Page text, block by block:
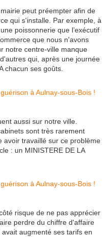
peut préempter afin de
qui s'installe. Par exemple, à
poissonnerie que l’exécutif
que nous n'avons
notre centre-ville manque
qui, après une journée
chacun ses goûts.
aussi sur notre ville.
sont très rarement
avoir travaillé sur ce problème
: un MINISTERE DE LA
risque de ne pas apprécier
perdre du chiffre d'affaire
augmenté ses tarifs en